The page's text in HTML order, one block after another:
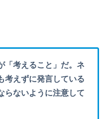
「考えること」だ。ネ
考えずに発言している
らないように注意して